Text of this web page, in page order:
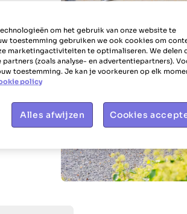
om het gebruik van onze website te
toestemming gebruiken we ook cookies om
marketingactiviteiten te optimaliseren. We delen
(zoals analyse- en advertentiepartners).
toestemming. Je kan je voorkeuren op elk
policy
Alles afwijzen Cookies